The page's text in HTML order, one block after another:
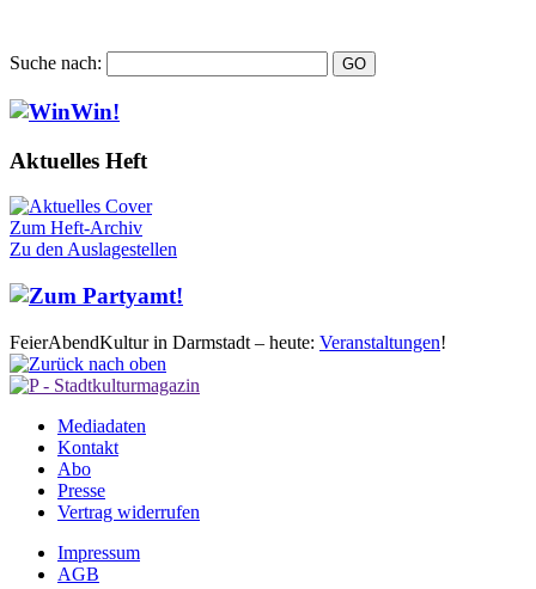
Suche nach:
Aktuelles Heft
Zum Heft-Archiv
Zu den Auslagestellen
FeierAbendKultur in Darmstadt – heute: Veranstaltungen!
Mediadaten
Kontakt
Abo
Presse
Vertrag widerrufen
Impressum
AGB